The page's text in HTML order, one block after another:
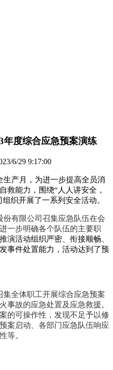
年度综合应急预案演练
6/29 9:17:00
产月，为进一步提高全员消
救能力，围绕“人人讲安全，
织开展了一系列安全活动。
份有限公司召集应急队伍在会
一步明确各个队伍的主要职
演活动组织严密、衔接顺畅、
事件处置能力，活动达到了预
集全体职工开展综合应急预案
事故的应急处置及应急救援。
的可操作性，发现不足予以修
案启动、各部门应急队伍响应
等。